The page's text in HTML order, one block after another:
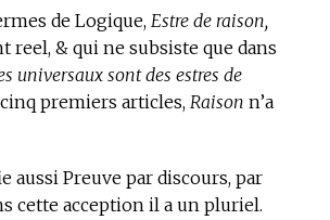
de Logique, Estre de raison,
reel, & qui ne subsiste que dans
universaux sont des estres de
premiers articles, Raison n’a
aussi Preuve par discours, par
cette acception il a un pluriel.